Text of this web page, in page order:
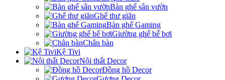
Bàn ghế sân vườn
Ghế thư giãn
Bàn ghế Gaming
Giường ghế bể bơi
Chân bàn
Kệ Tivi
Nội thất Decor
Đồng hồ Decor